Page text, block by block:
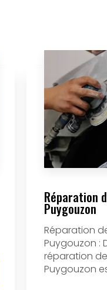
Réparation
Puygouzon
Réparation
Puygouzon :
réparation
Puygouzon